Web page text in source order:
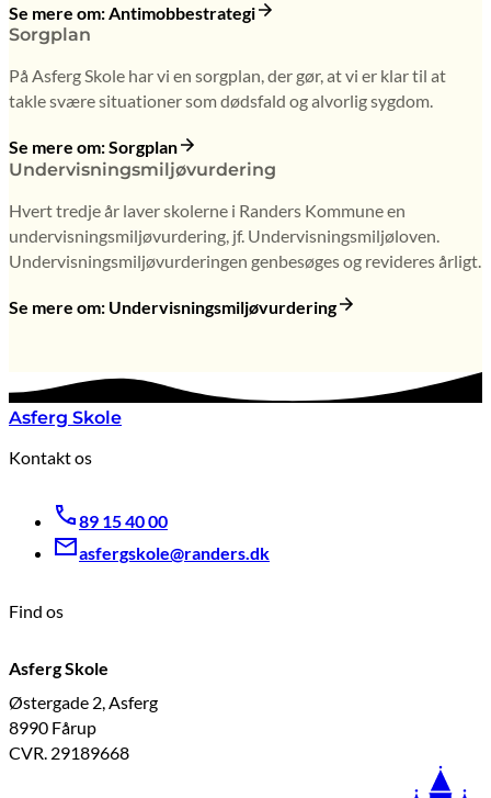
Se mere om: Antimobbestrategi
Sorgplan
På Asferg Skole har vi en sorgplan, der gør, at vi er klar til at
takle svære situationer som dødsfald og alvorlig sygdom.
Se mere om: Sorgplan
Undervisningsmiljøvurdering
Hvert tredje år laver skolerne i Randers Kommune en
undervisningsmiljøvurdering, jf. Undervisningsmiljøloven.
Undervisningsmiljøvurderingen genbesøges og revideres årligt.
Se mere om: Undervisningsmiljøvurdering
Asferg Skole
Kontakt os
89 15 40 00
asfergskole@randers.dk
Find os
Asferg Skole
Østergade 2, Asferg
8990 Fårup
CVR. 29189668